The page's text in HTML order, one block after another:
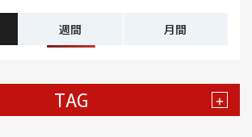
週間 月間
TAG +